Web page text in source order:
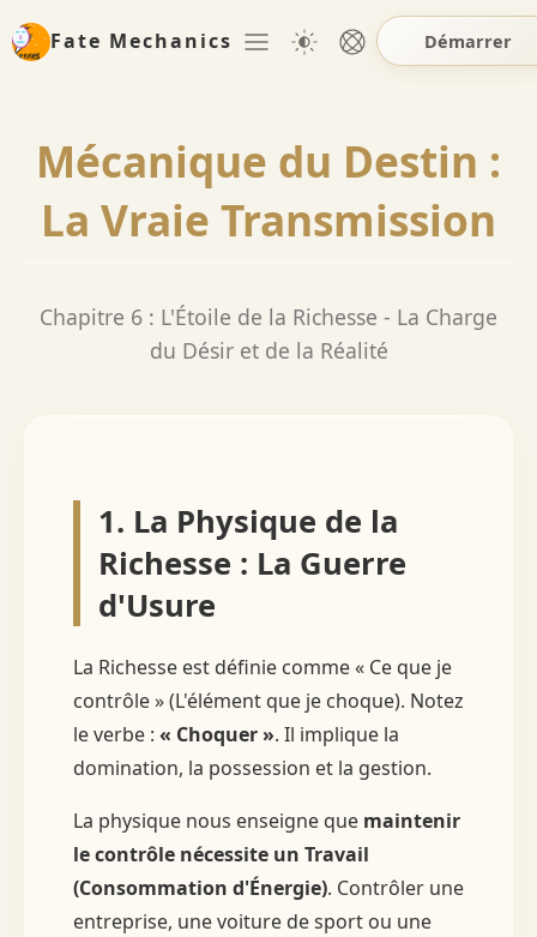
Fate Mechanics Démarrer
Mécanique du Destin :
La Vraie Transmission
Chapitre 6 : L'Étoile de la Richesse - La Charge
du Désir et de la Réalité
1. La Physique de la
Richesse : La Guerre
d'Usure
La Richesse est définie comme « Ce que je
contrôle » (L'élément que je choque). Notez
le verbe : « Choquer ». Il implique la
domination, la possession et la gestion.
La physique nous enseigne que maintenir
le contrôle nécessite un Travail
(Consommation d'Énergie). Contrôler une
entreprise, une voiture de sport ou une